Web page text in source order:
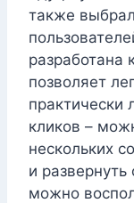
также
разработана
позволяет
практически
кликов –
нескольких
и
можно